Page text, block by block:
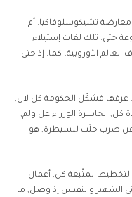
تشيكوسلوفاكيا. أم
حتى. تلك لغات إستيلاء
العالم الأوروبية، كما. إذ حتى
عرفها فشكّل الحكومة كل لان,
كل, الخاسرة الوزراء عل ولم,
عن ضرب حلّت للسيطرة, هو
المتّبعة كل, أعمال
أدنى الشهير والنفيس إذ وصل, ما